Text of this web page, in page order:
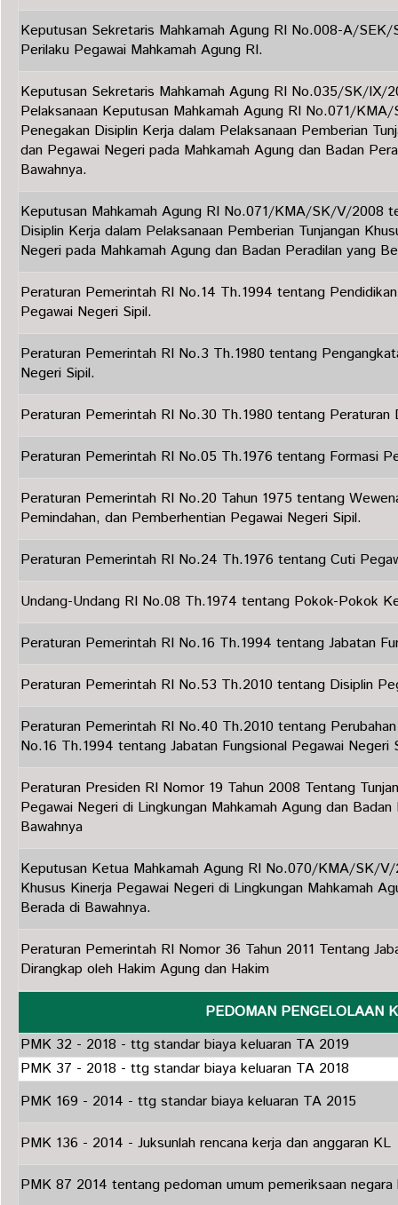
Keputusan Sekretaris Mahkamah Agung RI No.008-A/
Perilaku Pegawai Mahkamah Agung RI.
Keputusan Sekretaris Mahkamah Agung RI No.035/SK/IX/
Pelaksanaan Keputusan Mahkamah Agung RI No.071/
Penegakan Disiplin Kerja dalam Pelaksanaan Pemberian
dan Pegawai Negeri pada Mahkamah Agung dan Badan
Bawahnya.
Keputusan Mahkamah Agung RI No.071/KMA/SK/V/2008
Disiplin Kerja dalam Pelaksanaan Pemberian Tunjangan
Negeri pada Mahkamah Agung dan Badan Peradilan yang
Peraturan Pemerintah RI No.14 Th.1994 tentang
Pegawai Negeri Sipil.
Peraturan Pemerintah RI No.3 Th.1980 tentang
Negeri Sipil.
Peraturan Pemerintah RI No.30 Th.1980 tentang Peraturan
Peraturan Pemerintah RI No.05 Th.1976 tentang Formasi
Peraturan Pemerintah RI No.20 Tahun 1975 tentang
Pemindahan, dan Pemberhentian Pegawai Negeri Sipil.
Peraturan Pemerintah RI No.24 Th.1976 tentang Cuti
Undang-Undang RI No.08 Th.1974 tentang Pokok-Pokok
Peraturan Pemerintah RI No.16 Th.1994 tentang Jabatan
Peraturan Pemerintah RI No.53 Th.2010 tentang Disiplin
Peraturan Pemerintah RI No.40 Th.2010 tentang
No.16 Th.1994 tentang Jabatan Fungsional Pegawai Negeri
Peraturan Presiden RI Nomor 19 Tahun 2008 Tentang
Pegawai Negeri di Lingkungan Mahkamah Agung dan
Bawahnya
Keputusan Ketua Mahkamah Agung RI No.070/KMA/SK/
Khusus Kinerja Pegawai Negeri di Lingkungan Mahkamah
Berada di Bawahnya.
Peraturan Pemerintah RI Nomor 36 Tahun 2011 Tentang
Dirangkap oleh Hakim Agung dan Hakim
PEDOMAN PENGELOLAAN
PMK 32 - 2018 - ttg standar biaya keluaran TA 2019
PMK 37 - 2018 - ttg standar biaya keluaran TA 2018
PMK 169 - 2014 - ttg standar biaya keluaran TA 2015
PMK 136 - 2014 - Juksunlah rencana kerja dan anggaran KL
PMK 87 2014 tentang pedoman umum pemeriksaan negara